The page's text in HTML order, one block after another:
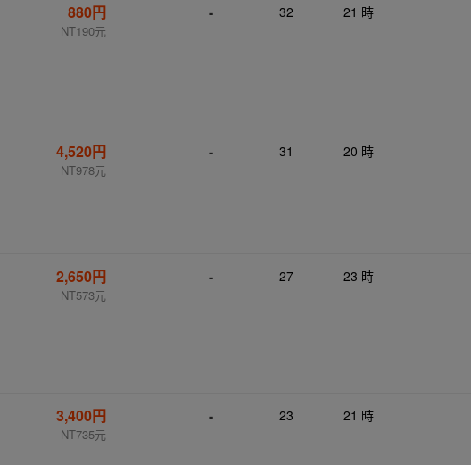
880円
NT190元
- 32 21 時
4,520円
NT978元
- 31 20 時
2,650円
NT573元
- 27 23 時
3,400円
NT735元
- 23 21 時